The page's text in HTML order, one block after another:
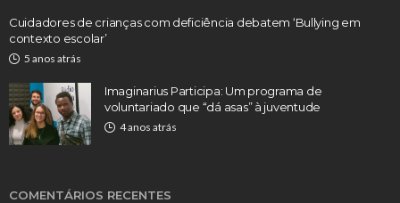
Cuidadores de crianças com deficiência debatem ‘Bullying em
contexto escolar’
5 anos atrás
Imaginarius Participa: Um programa de
voluntariado que “dá asas” à juventude
4 anos atrás
COMENTÁRIOS RECENTES